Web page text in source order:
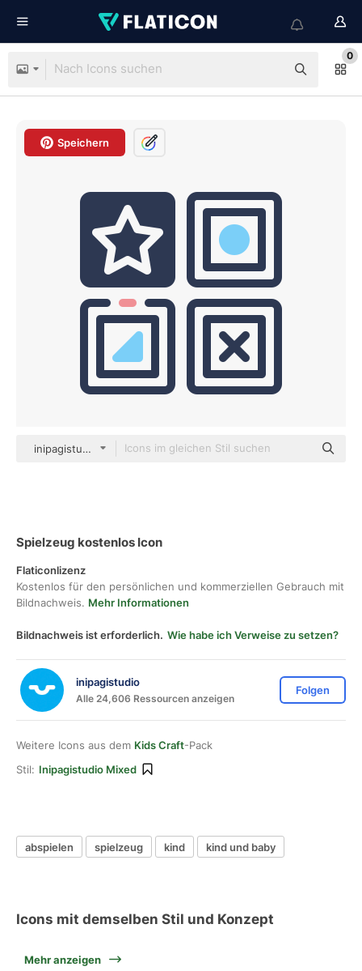
0
Speichern
inipagistudio Mixed
Spielzeug kostenlos Icon
Flaticonlizenz
Kostenlos für den persönlichen und kommerziellen Gebrauch mit
Bildnachweis. Mehr Informationen
Bildnachweis ist erforderlich. Wie habe ich Verweise zu setzen?
inipagistudio
Alle 24,606 Ressourcen anzeigen
Folgen
Weitere Icons aus dem Kids Craft-Pack
Stil: Inipagistudio Mixed
abspielen spielzeug kind kind und baby
Icons mit demselben Stil und Konzept
Mehr anzeigen